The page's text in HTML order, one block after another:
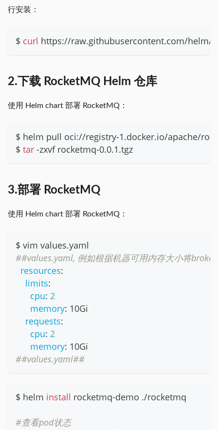
行安装：
$ curl https://raw.githubusercontent.com/
2.下载 RocketMQ Helm 仓库
使用 Helm chart 部署 RocketMQ：
$ helm pull oci://registry-1.docker.io/apache/
$ tar -zxvf rocketmq-0.0.1.tgz
3.部署 RocketMQ
使用 Helm chart 部署 RocketMQ：
$ vim values.yaml
##values.yaml, 例如根据机器可用内存大小将
resources:
limits:
cpu: 2
memory: 10Gi
requests:
cpu: 2
memory: 10Gi
##values.yaml##
$ helm install rocketmq-demo ./rocketmq
#查看pod状态